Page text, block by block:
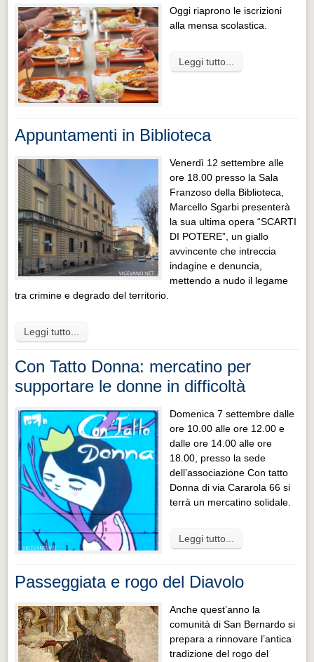
Oggi riaprono le iscrizioni
alla mensa scolastica.
Leggi tutto...
Appuntamenti in Biblioteca
Venerdì 12 settembre alle
ore 18.00 presso la Sala
Franzoso della Biblioteca,
Marcello Sgarbi presenterà
la sua ultima opera “SCARTI
DI POTERE”, un giallo
avvincente che intreccia
indagine e denuncia,
mettendo a nudo il legame
tra crimine e degrado del territorio.
Leggi tutto...
Con Tatto Donna: mercatino per
supportare le donne in difficoltà
Domenica 7 settembre dalle
ore 10.00 alle ore 12.00 e
dalle ore 14.00 alle ore
18.00, presso la sede
dell’associazione Con tatto
Donna di via Cararola 66 si
terrà un mercatino solidale.
Leggi tutto...
Passeggiata e rogo del Diavolo
Anche quest’anno la
comunità di San Bernardo si
prepara a rinnovare l’antica
tradizione del rogo del